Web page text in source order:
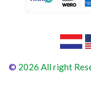
© 2026 All right